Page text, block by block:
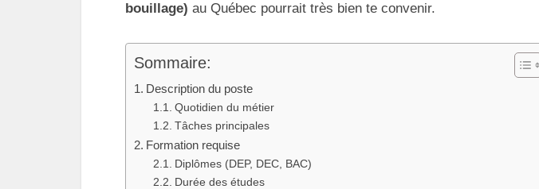
bouillage) au Québec pourrait très bien te convenir.
Sommaire:
Description du poste
Quotidien du métier
Tâches principales
Formation requise
Diplômes (DEP, DEC, BAC)
Durée des études